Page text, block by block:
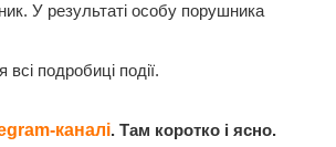
У результаті особу порушника
подробиці події.
каналі. Там коротко і ясно.